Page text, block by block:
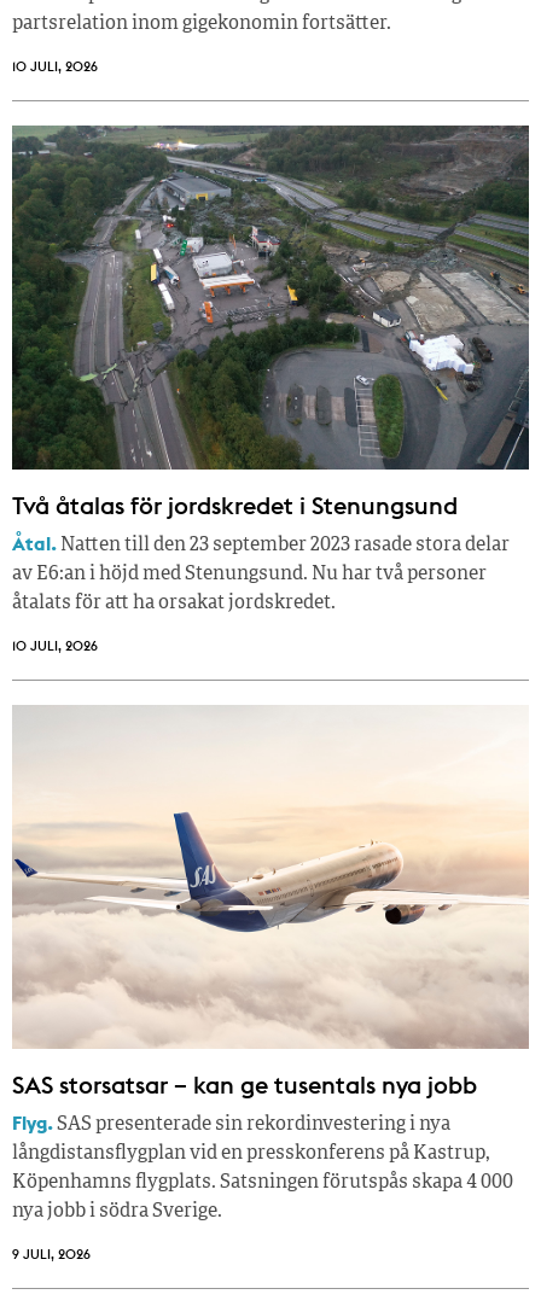
partsrelation inom gigekonomin fortsätter.
10 JULI, 2026
Två åtalas för jordskredet i Stenungsund
Åtal. Natten till den 23 september 2023 rasade stora delar
av E6:an i höjd med Stenungsund. Nu har två personer
åtalats för att ha orsakat jordskredet.
10 JULI, 2026
SAS storsatsar – kan ge tusentals nya jobb
Flyg.SAS presenterade sin rekordinvestering i nya
långdistansflygplan vid en presskonferens på Kastrup,
Köpenhamns flygplats. Satsningen förutspås skapa 4 000
nya jobb i södra Sverige.
9 JULI, 2026